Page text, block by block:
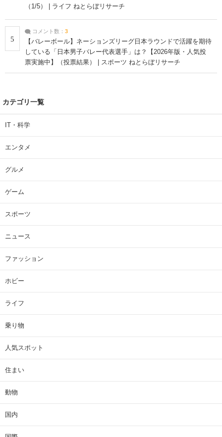
（1/5） | ライフ ねとらぼリサーチ
5
コメント数： 3
【バレーボール】ネーションズリーグ日本ラウンドで活躍を期待
している「日本男子バレー代表選手」は？【2026年版・人気投
票実施中】（投票結果） | スポーツ ねとらぼリサーチ
カテゴリ一覧
IT・科学
エンタメ
グルメ
ゲーム
スポーツ
ニュース
ファッション
ホビー
ライフ
乗り物
人気スポット
住まい
動物
国内